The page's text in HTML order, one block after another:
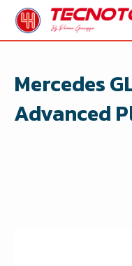
Mercedes
Advanced